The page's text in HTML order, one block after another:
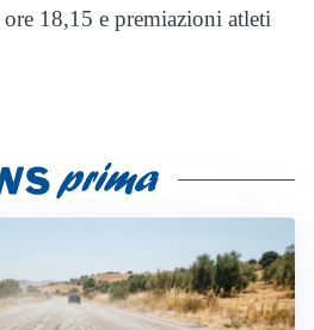
18,15 e premiazioni atleti